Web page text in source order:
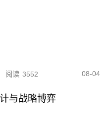
阅读 3552 08-04
与战略博弈